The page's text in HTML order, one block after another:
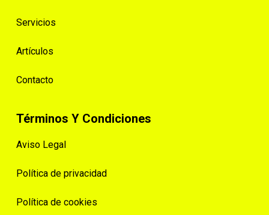
Servicios
Artículos
Contacto
Términos Y Condiciones
Aviso Legal
Política de privacidad
Política de cookies